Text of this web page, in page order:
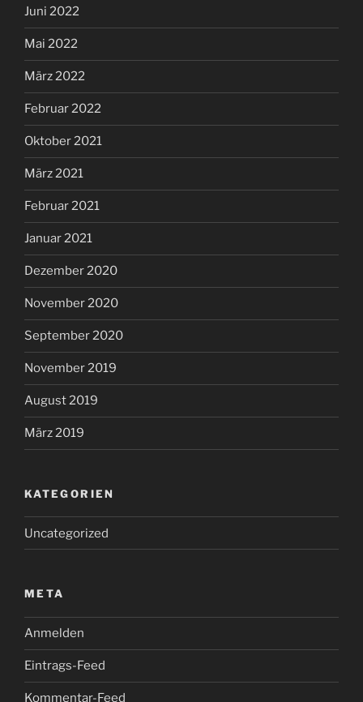
Juni 2022
Mai 2022
März 2022
Februar 2022
Oktober 2021
März 2021
Februar 2021
Januar 2021
Dezember 2020
November 2020
September 2020
November 2019
August 2019
März 2019
KATEGORIEN
Uncategorized
META
Anmelden
Eintrags-Feed
Kommentar-Feed